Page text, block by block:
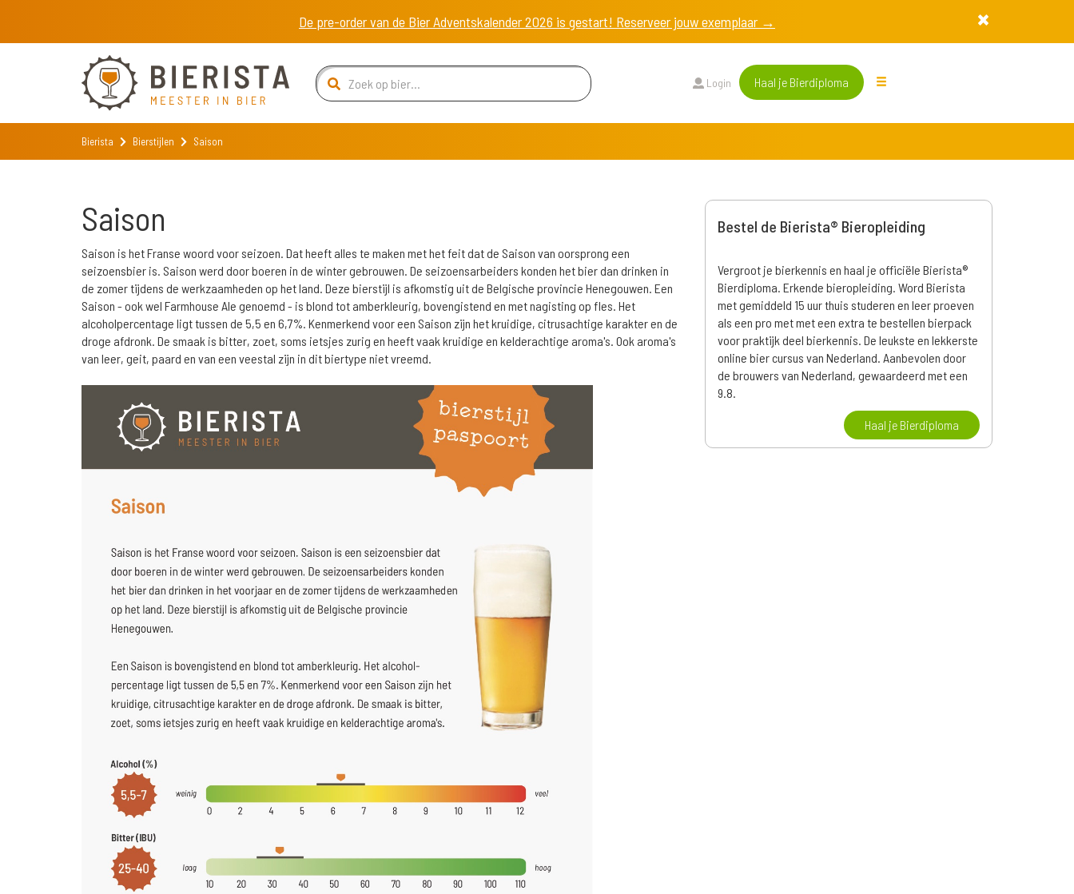
De pre-order van de Bier Adventskalender 2026 is gestart! Reserveer jouw exemplaar →
Login Haal je Bierdiploma
Bierista Bierstijlen Saison
Saison
Saison is het Franse woord voor seizoen. Dat heeft alles te maken met het feit dat de Saison van oorsprong een
seizoensbier is. Saison werd door boeren in de winter gebrouwen. De seizoensarbeiders konden het bier dan drinken in
de zomer tijdens de werkzaamheden op het land. Deze bierstijl is afkomstig uit de Belgische provincie Henegouwen. Een
Saison - ook wel Farmhouse Ale genoemd - is blond tot amberkleurig, bovengistend en met nagisting op fles. Het
alcoholpercentage ligt tussen de 5,5 en 6,7%. Kenmerkend voor een Saison zijn het kruidige, citrusachtige karakter en de
droge afdronk. De smaak is bitter, zoet, soms ietsjes zurig en heeft vaak kruidige en kelderachtige aroma's. Ook aroma's
van leer, geit, paard en van een veestal zijn in dit biertype niet vreemd.
Bestel de Bierista® Bieropleiding
Vergroot je bierkennis en haal je officiële Bierista®
Bierdiploma. Erkende bieropleiding. Word Bierista
met gemiddeld 15 uur thuis studeren en leer proeven
als een pro met met een extra te bestellen bierpack
voor praktijk deel bierkennis. De leukste en lekkerste
online bier cursus van Nederland. Aanbevolen door
de brouwers van Nederland, gewaardeerd met een
9.8.
Haal je Bierdiploma